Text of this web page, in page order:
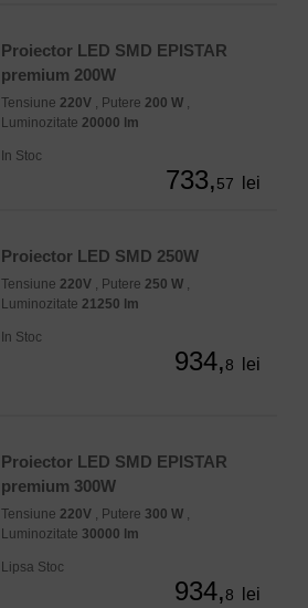
Proiector LED SMD EPISTAR
premium 200W
Tensiune 220V , Putere 200 W ,
Luminozitate 20000 lm
In Stoc
733,57 lei
Proiector LED SMD 250W
Tensiune 220V , Putere 250 W ,
Luminozitate 21250 lm
In Stoc
934,8 lei
Proiector LED SMD EPISTAR
premium 300W
Tensiune 220V , Putere 300 W ,
Luminozitate 30000 lm
Lipsa Stoc
934,8 lei